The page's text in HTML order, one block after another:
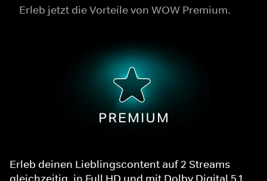
Erleb jetzt die Vorteile von WOW Premium.
Erleb deinen Lieblingscontent auf 2 Streams